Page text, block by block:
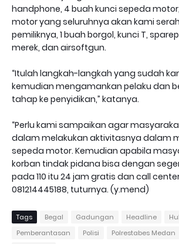
handphone, 4 buah kunci sepeda
motor yang seluruhnya akan kami
pemiliknya, 1 buah borgol, kunci T,
merek, dan airsoftgun.
“Itulah langkah-langkah yang sudah
kemudian mengamankan pelaku dan
tahap ke penyidikan,” katanya.
“Perlu kami sampaikan agar
dalam melakukan aktivitasnya dalam
sepeda motor. Kemudian apabila
korban tindak pidana bisa dengan
pada 110 itu 24 jam gratis dan call
081214445188, tuturnya. (y.mend)
Tags Begal Gadungan Headline
Pemberantasan
Polisi Polrestabes Medan